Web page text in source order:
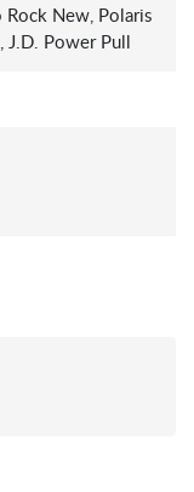
Rock New, Polaris
J.D. Power Pull